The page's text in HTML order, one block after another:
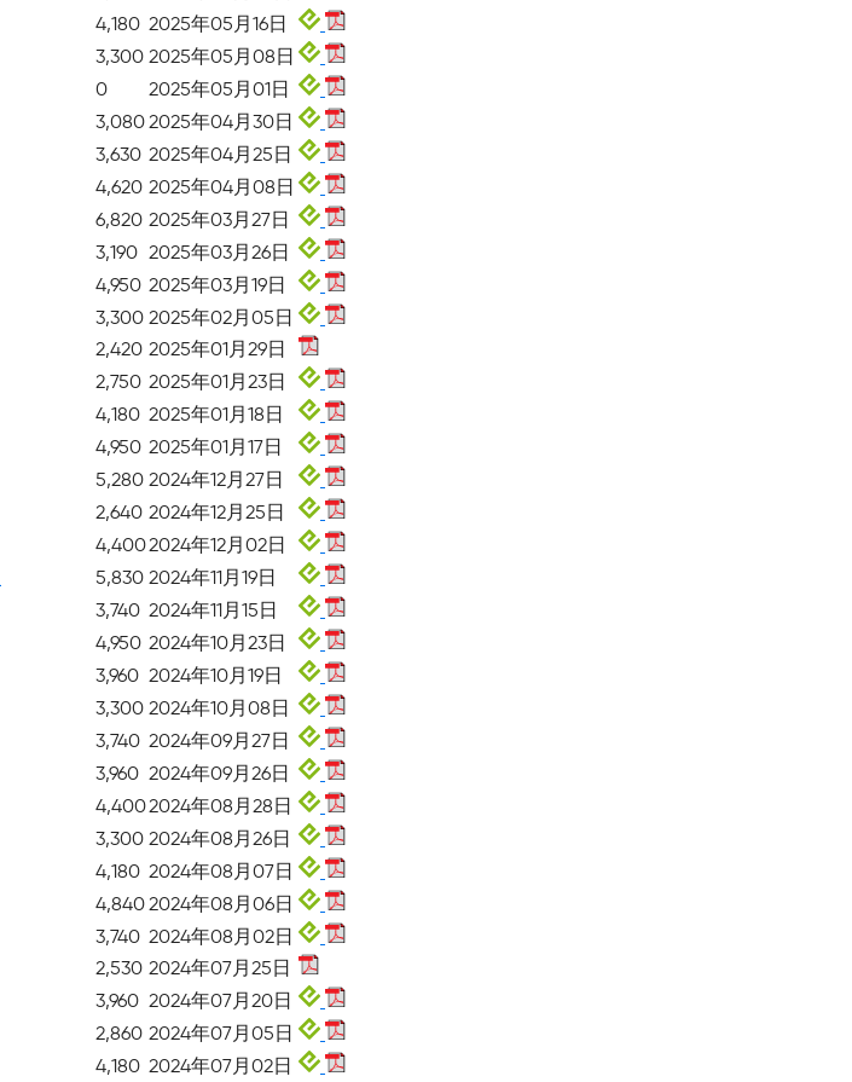
4,180 2025年05月16日
3,300 2025年05月08日
0
2025年05月01日
3,0802025年04月30日
3,630 2025年04月25日
4,620 2025年04月08日
6,820 2025年03月27日
3,190 2025年03月26日
4,950 2025年03月19日
3,300 2025年02月05日
2,420 2025年01月29日
2,750 2025年01月23日
4,180 2025年01月18日
4,950 2025年01月17日
5,280 2024年12月27日
2,640 2024年12月25日
4,4002024年12月02日
5,830 2024年11月19日
3,740 2024年11月15日
4,950 2024年10月23日
3,960 2024年10月19日
3,300 2024年10月08日
3,740 2024年09月27日
3,960 2024年09月26日
4,4002024年08月28日
3,300 2024年08月26日
4,180 2024年08月07日
4,8402024年08月06日
3,740 2024年08月02日
2,530 2024年07月25日
3,960 2024年07月20日
2,860 2024年07月05日
4,180 2024年07月02日